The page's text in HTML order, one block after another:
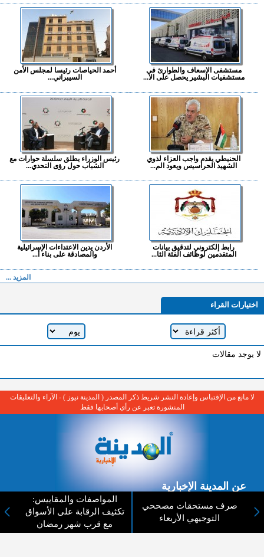
مستشفى الإسعاف والطوارئ في
مستشفيات البشير يحصل على الا...
أحمد الحياصات رئيسا لمجلس الأمن
السيبراني...
الحنيطي يقدم واجب العزاء لذوي
الشهيد الحراسيس ويعود الم...
رئيس الوزراء يطلق سلسلة حوارات مع
الشباب حول رؤى التحدي...
رابط إلكتروني لتدقيق بيانات
المتقدمين لوظائف الفئة الثا...
الأردن يدين الاعتداءات الإسرائيلية
والمصادقة على بناء أ...
المزيد ...
اختيارات القراء
لا يوجد مقالات
صرف مستحقات مصححي
التوجيهي الأربعاء
المواصفات والمقاييس:
تكثيف الرقابة على الأسواق
مع قرب شهر رمضان
لا مانع من الإقتباس وإعادة النشر شريط ذكر المصدر ( المدينة نيوز ) - الآراء والتعليقات
المنشورة تعبر عن رأي أصحابها فقط
عن المدينة الإخبارية
المدينة الإخبارية صحيفة الكترونية شاملة تابعة لشركة قنوات البث
الاردنية تنقل الاخبار المحلية الأردنية وأخبار فلسطين وأبرز الأخبار
العربية والدولية لحظة حدوثها بمهنية رفيعة ليكون العالم بما يجري